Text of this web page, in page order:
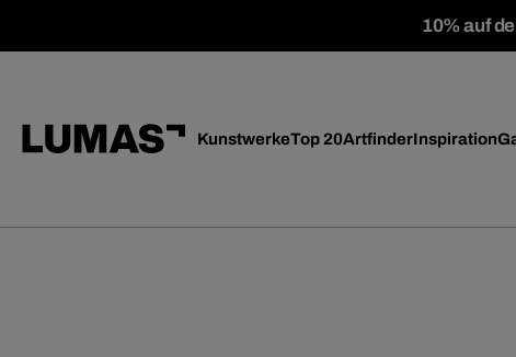
10% auf
KunstwerkeTop 20ArtfinderInspiration